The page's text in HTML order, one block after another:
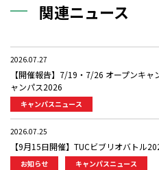
関連ニュース
2026.07.27
キャンパスニュース
【開催報告】7/19・7/26 オープンキ
ャンパス2026
2026.07.25
お知らせ キャンパスニュース
【9月15日開催】TUCビブリオバトル